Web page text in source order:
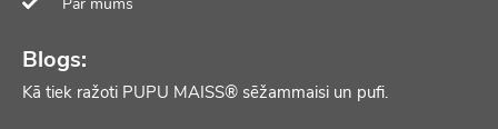
Blogs:
Kā tiek ražoti PUPU MAISS® sēžammaisi un pufi.